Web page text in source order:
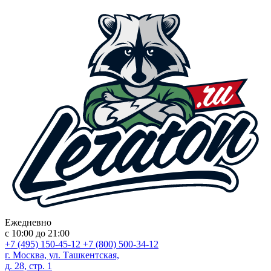
Ежедневно
с 10:00 до 21:00
+7 (495) 150-45-12 +7 (800) 500-34-12
г. Москва, ул. Ташкентская,
д. 28, стр. 1